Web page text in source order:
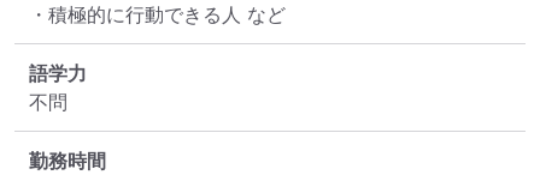
・積極的に行動できる人 など
語学力
不問
勤務時間